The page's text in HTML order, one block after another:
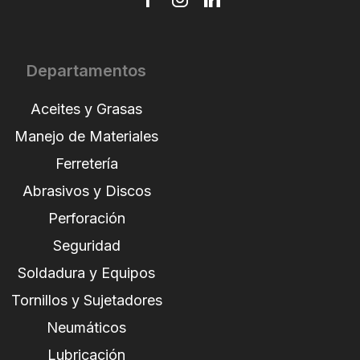
Departamentos
Aceites y Grasas
Manejo de Materiales
Ferretería
Abrasivos y Discos
Perforación
Seguridad
Soldadura y Equipos
Tornillos y Sujetadores
Neumáticos
Lubricación